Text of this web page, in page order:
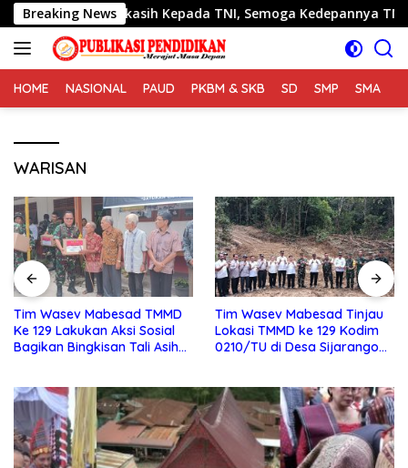
Langsung
ke
konten
Breaking NewsKepada TNI, Semoga Kedepannya TNI Semakin
HOME NASIONAL PAUD PKBM & SKB SD SMP SMA
WARISAN
Tim Wasev Mabesad TMMD
Ke 129 Lakukan Aksi Sosial
Bagikan Bingkisan Tali Asih
Tim Wasev Mabesad Tinjau
Lokasi TMMD ke 129 Kodim
0210/TU di Desa Sijarango